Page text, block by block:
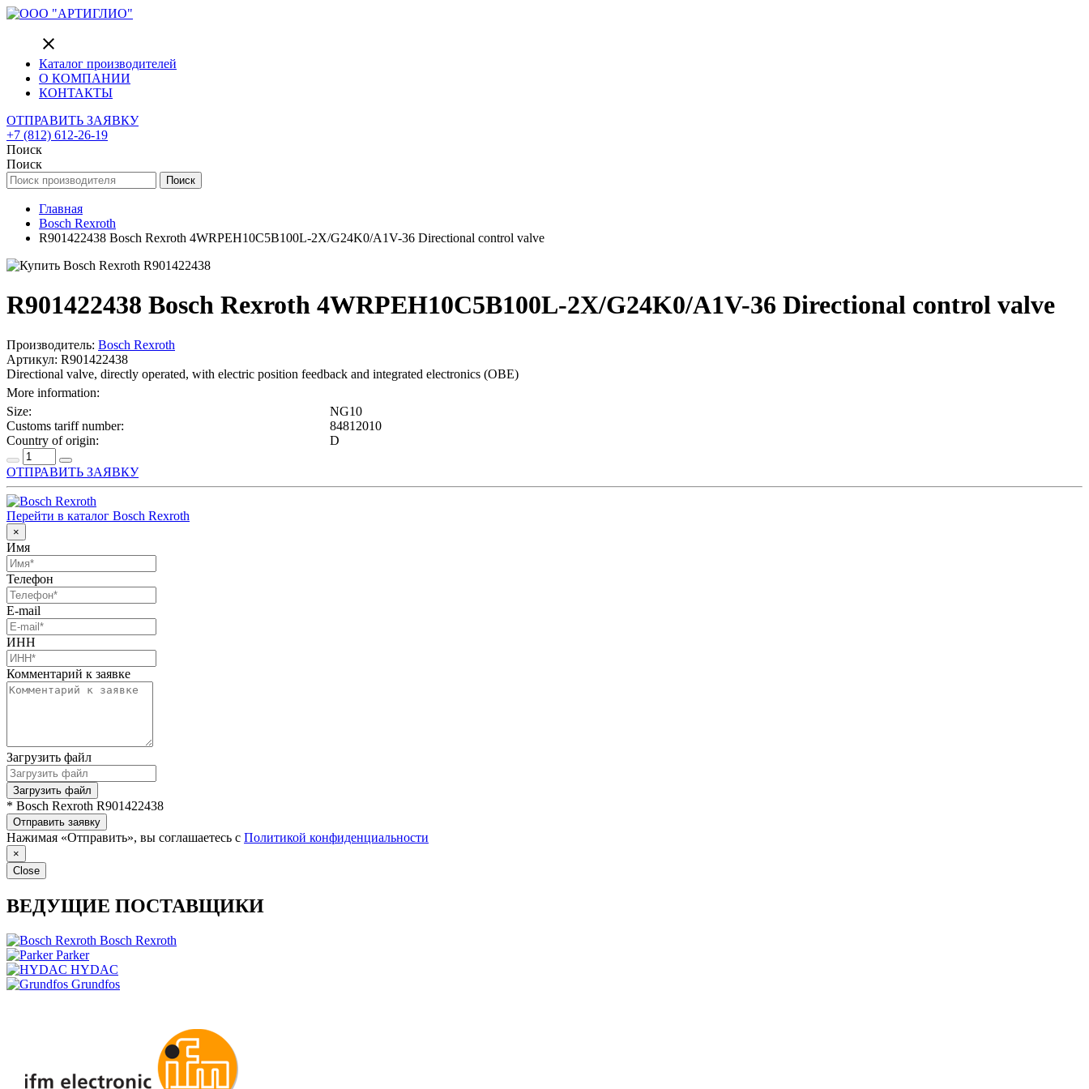
close
Каталог производителей
О КОМПАНИИ
КОНТАКТЫ
ОТПРАВИТЬ ЗАЯВКУ
+7 (812) 612-26-19
Поиск
Поиск
Поиск
Главная
Bosch Rexroth
R901422438 Bosch Rexroth 4WRPEH10C5B100L-2X/G24K0/A1V-36 Directional control valve
R901422438 Bosch Rexroth 4WRPEH10C5B100L-2X/G24K0/A1V-36 Directional control valve
Производитель: Bosch Rexroth
Артикул: R901422438
Directional valve, directly operated, with electric position feedback and integrated electronics (OBE)
More information:
Size:
NG10
Customs tariff number:
84812010
Country of origin:
D
ОТПРАВИТЬ ЗАЯВКУ
Перейти в каталог Bosch Rexroth
×
Имя
Телефон
E-mail
ИНН
Комментарий к заявке
Загрузить файл
Загрузить файл
* Bosch Rexroth R901422438
Отправить заявку
Нажимая «Отправить», вы соглашаетесь с Политикой конфиденциальности
×
Close
ВЕДУЩИЕ ПОСТАВЩИКИ
Bosch Rexroth
Parker
HYDAC
Grundfos